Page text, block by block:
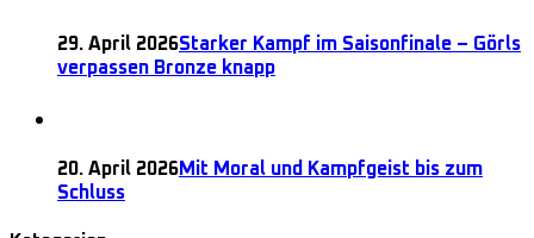
29. April 2026Starker Kampf im Saisonfinale – Görls
verpassen Bronze knapp
20. April 2026Mit Moral und Kampfgeist bis zum
Schluss